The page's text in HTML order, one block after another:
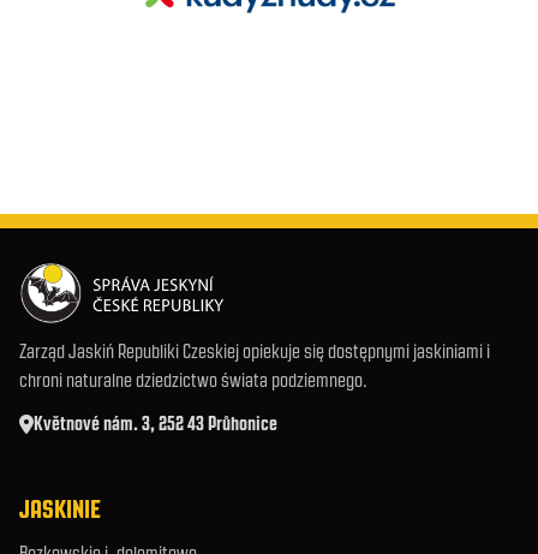
Zarząd Jaskiń Republiki Czeskiej opiekuje się dostępnymi jaskiniami i
chroni naturalne dziedzictwo świata podziemnego.
Květnové nám. 3, 252 43 Průhonice
JASKINIE